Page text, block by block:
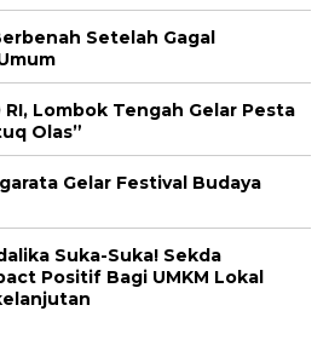
Setelah Gagal
RI, Lombok Tengah Gelar Pesta
Olas”
Gelar Festival Budaya
Suka-Suka! Sekda
Positif Bagi UMKM Lokal